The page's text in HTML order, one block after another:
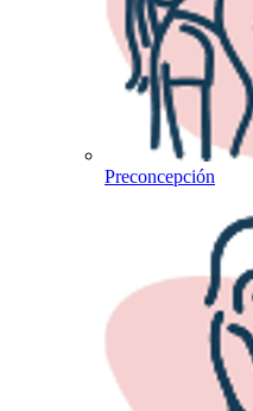
Preconcepción